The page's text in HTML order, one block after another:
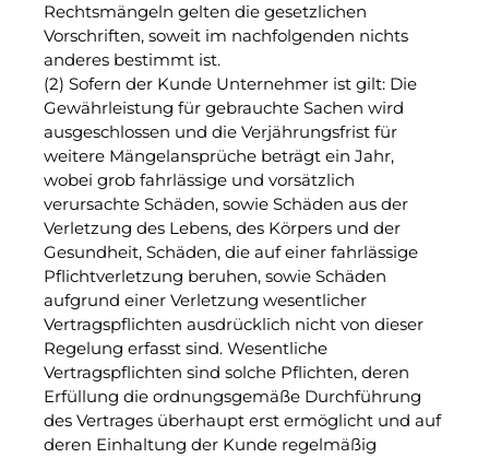
Rechtsmängeln gelten die gesetzlichen
Vorschriften, soweit im nachfolgenden nichts
anderes bestimmt ist.
(2) Sofern der Kunde Unternehmer ist gilt: Die
Gewährleistung für gebrauchte Sachen wird
ausgeschlossen und die Verjährungsfrist für
weitere Mängelansprüche beträgt ein Jahr,
wobei grob fahrlässige und vorsätzlich
verursachte Schäden, sowie Schäden aus der
Verletzung des Lebens, des Körpers und der
Gesundheit, Schäden, die auf einer fahrlässige
Pflichtverletzung beruhen, sowie Schäden
aufgrund einer Verletzung wesentlicher
Vertragspflichten ausdrücklich nicht von dieser
Regelung erfasst sind. Wesentliche
Vertragspflichten sind solche Pflichten, deren
Erfüllung die ordnungsgemäße Durchführung
des Vertrages überhaupt erst ermöglicht und auf
deren Einhaltung der Kunde regelmäßig